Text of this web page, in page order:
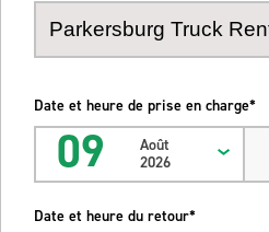
Date et heure de prise en charge*
09
Août
2026
Date et heure du retour*